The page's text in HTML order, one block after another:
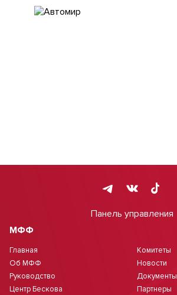
Панель управления
МФФ
Главная
Об МФФ
Руководство
Центр Бескова
Комитеты
Новости
Документы
Партнеры